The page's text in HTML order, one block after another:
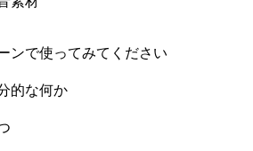
ンで使ってみてください
的な何か